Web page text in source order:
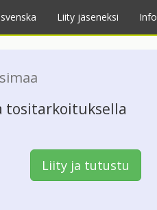
Liity jäseneksi Info
tositarkoituksella
Liity ja tutustu